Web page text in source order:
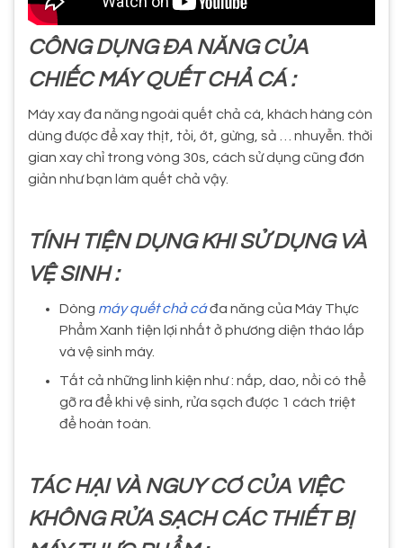
CÔNG DỤNG ĐA NĂNG CỦA
CHIẾC MÁY QUẾT CHẢ CÁ :
Máy xay đa năng ngoài quết chả cá, khách hàng còn
dùng được để xay thịt, tỏi, ớt, gừng, sả … nhuyễn. thời
gian xay chỉ trong vòng 30s, cách sử dụng cũng đơn
giản như bạn làm quết chả vậy.
TÍNH TIỆN DỤNG KHI SỬ DỤNG VÀ
VỆ SINH :
Dòng máy quết chả cáđa năng của Máy Thực
Phẩm Xanh tiện lợi nhất ở phương diện tháo lắp
và vệ sinh máy.
Tất cả những linh kiện như : nắp, dao, nồi có thể
gỡ ra để khi vệ sinh, rửa sạch được 1 cách triệt
để hoàn toàn.
TÁC HẠI VÀ NGUY CƠ CỦA VIỆC
KHÔNG RỬA SẠCH CÁC THIẾT BỊ